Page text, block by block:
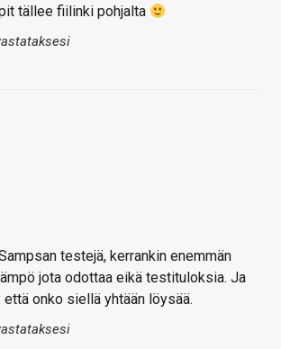
tällee fiilinki pohjalta
testejä, kerrankin enemmän
jota odottaa eikä testituloksia. Ja
onko siellä yhtään löysää.